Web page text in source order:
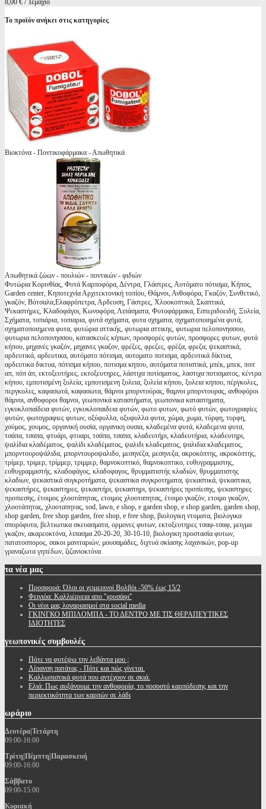
8,00 € / Τεμάχιο
Το προϊόν ανήκει στις κατηγορίες
Βιοκτόνα - Ποντικοφάρμακα - Απωθητικά
Απωθητικά ζώων - πουλιών - ποντικών - φιδιών
Φυτώρια Κορινθίας, Φυτά Καρποφόρα, Δέντρα, Γλάστρες, Αυτόματο πότισμα, Κήπος,
Garden center, Κηποτεχνία Αρχιτεκτονική τοπίου, Θάμνοι, Ανθοφόρα, Γκαζόν, Συνθετικό,
γκαζόν, Βότσαλα,Ελαφρόπετρα, Αρδευση, Γάστρες, Χλοοκοπτικά, Σκαπτικά,
Ψεκαστήρες, Κλαδοφάγοι, Κωνοφόρα, Λιπάσματα, Φυτοφάρμακα, Εσπεριδοειδή, Ξυλεία,
Σχήματα, τοπιάρια, τοπιαρια, φυτά σχήματα, φυτα σχηματα, σχηματοποιημένα φυτά,
σχηματοποιημενα φυτα, φυτώρια αττικής, φυτωρια αττικης, φυτωρια πελοπονησσου,
φυτωρια πελοπονησσου, κατασκευές κήπων, προσφορές φυτών, προσφορες φυτων, φυτά
κήπου, μηχανές γκαζόν, μηχανες γκαζον, φρέζες, φρεζες, φρέζα, φρεζα, ψεκαστικά,
αρδευτικά, αρδευτικα, αυτόματο πότισμα, αυτοματο ποτισμα, αρδευτικά δίκτυα,
αρδευτικα δικτυα, πότισμα κήπου, ποτισμα κηπου, αυτόματα ποτιστικά, μπέκ, μπεκ, ποπ
απ, πόπ άπ, εκτοξευτήρες, εκτοξευτηρες, λάστιχα ποτίσματος, λαστιχα ποτισματος, κέντρα
κήπου, εμποτισμένη ξυλεία, εμποτισμενη ξυλεια, ξυλεία κήπου, ξυλεια κηπου, πέργκολες,
περγκολες, καφασωτά, καφασωτα, θάμνοι μπορντούρας, θαμνοι μπορντουρας, ανθοφόροι
θάμνοι, ανθοφοροι θαμνοι, γεωπονικά καταστήματα, γεωπονικα καταστηματα,
εγκυκλοπαίδεια φυτών, εγκυκλοπαιδεια φυτών, φωτο φυτων, φωτό φυτών, φωτογραφίες
φυτών, φωτογραφιες φυτων, οξύφυλλα, οξυφυλλα φυτα, χώμα, χωμα, τύρφη, τυρφη,
χούμος, χουμος, οργανική ουσία, οργανικη ουσια, κλαδεμένα φυτά, κλαδεμενα φυτα,
τσάπα, τσαπα, φτυάρι, φτυαρι, τσάπα, τσαπα, κλαδευτήρι, κλαδευτήρια, κλαδευτηρι,
ψαλίδια κλαδέματος, ψαλίδι κλαδέματος, ψαλιδι κλαδεματος, ψαλιδια κλαδεματος,
μπορντουροψάλιδα, μπορντουροψαλιδο, μεσηνέζα, μεσηνεζα, ακροκόπτης, ακροκόπτης,
τρίμερ, τριμερ, τρίμμερ, τριμμερ, θαμνοκοπτικό, θαμνοκοπτικο, ευθυγραμμιστης,
ευθυγραμμιστής, κλαδοφάγος, κλαδοφαγος, θρυμματιστής κλαδιών, θρυμματιστης
κλαδιων, ψεκαστικά συγκροτήματα, ψεκαστικα συγκροτηματα, ψεκαστικά, ψεκαστικα,
ψεκαστήρες, ψεκαστηρες, ψεκαστήρι, ψεκαστηρι, ψεκαστήρες προπίεσης, ψεκαστηρες
προπιεσης, έτοιμος χλοοτάπητας, ετοιμος χλοοταπητας, έτοιμο γκαζόν, ετοιμο γκαζον,
χλοοτάπητας, χλοοταπητας, sod, lawn, e shop, e garden shop, e shop garden, garden shop,
shop garden, free shop garden, free shop, e free shop, βιολογικη ντοματα, βιολογικα
σπορόφυτα, βελτιωτικα σκευασματα, ορμονες φυτων, εκτοξευτηρες τσαφ-τσαφ, μειγμα
γκαζον, ακαρεοκτόνα, λιπασμα 20-20-20, 30-10-10, βιολογικη προστασία φυτων,
πατατοσπορος, σακοι μανιταριών, μουσαμάδες, διχτυά σκίασης λαχανικών, pop-up
γραναζωτα γηπέδων, ζιζανιοκτόνα
τα νέα μας
Προσφορά: Όλοι οι χειμερινοί Βολβόι -50% έως 15/2
Φειγιόα: Καλλιέργεια απο ''χρυσάφι''
Oι νέοι μας λογαριασμοί στα social media
ΓΚΙΝΓΚΟ ΜΠΙΛΟΜΠΑ - ΤΟ ΔΕΝΤΡΟ ΜΕ ΤΙΣ ΘΕΡΑΠΕΥΤΙΚΕΣ
ΙΔΙΟΤΗΤΕΣ
γεωπονικές συμβουλές
Πότε να φυτέψω την λεβάντα μου ;
Λίπανση πατάτας - Πότε και πώς γίνεται.
Καλλωπιστικά φυτά που αντέχουν σε σκιά.
Ελιά: Πως αυξάνουμε την ανθοφορία, το ποσοστό καρπόδεσης και την
περιεκτικότητα των καρπών σε λάδι
ωράριο
Δευτέρα|Τετάρτη
09:00-16:00
Τρίτη|Πέμπτη|Παρασκευή
09:00-16:00
Σάββατο
09:00-15:00
Κυριακή